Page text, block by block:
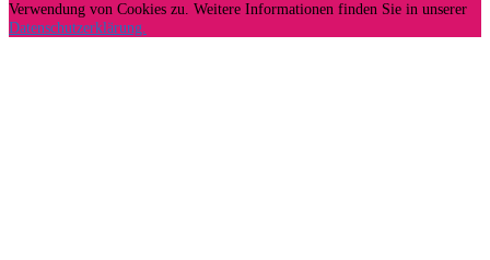
Verwendung von Cookies zu. Weitere Informationen finden Sie in unserer
Datenschutzerklärung.